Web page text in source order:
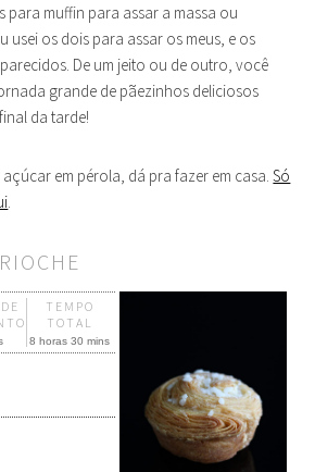
para muffin para assar a massa ou
usei os dois para assar os meus, e os
De um jeito ou de outro, você
grande de pãezinhos deliciosos
da tarde!
açúcar em pérola, dá pra fazer em casa.Só
TEMPO
TOTAL
8 horas 30 mins